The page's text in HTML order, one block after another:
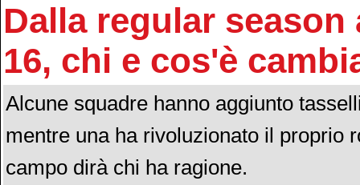
Dalla regular season
16, chi e cos'è
Alcune squadre hanno aggiunto
mentre una ha rivoluzionato il proprio
campo dirà chi ha ragione.